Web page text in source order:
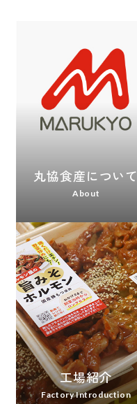
丸協食産について
About
工場紹介
Factory Introduction